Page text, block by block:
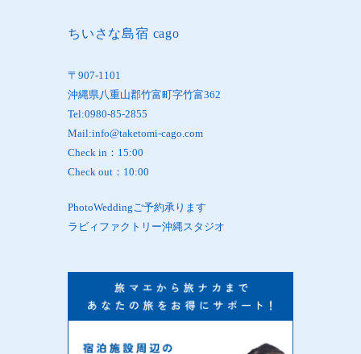
ちいさな島宿 cago
〒907-1101
沖縄県八重山郡竹富町字竹富362
Tel:0980-85-2855
Mail:info@taketomi-cago.com
Check in：15:00
Check out：10:00
PhotoWeddingご予約承ります
ラビィファクトリー沖縄スタジオ